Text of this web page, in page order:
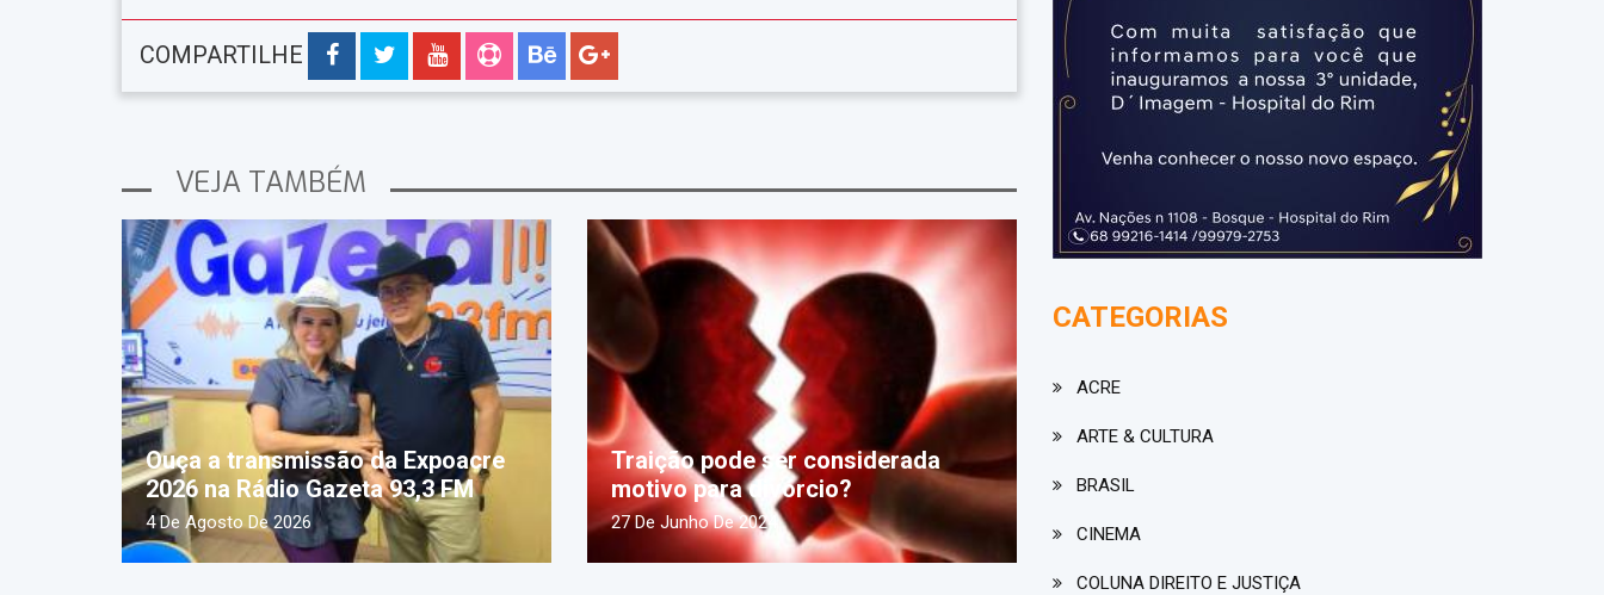
COMPARTILHE
VEJA TAMBÉM
Ouça a transmissão da Expoacre
2026 na Rádio Gazeta 93,3 FM
4 De Agosto De 2026
Traição pode ser considerada
motivo para divórcio?
27 De Junho De 2024
CATEGORIAS
ACRE
ARTE & CULTURA
BRASIL
CINEMA
COLUNA DIREITO E JUSTIÇA